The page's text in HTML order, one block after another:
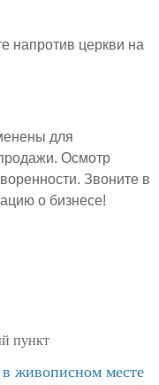
напротив церкви на
для
Осмотр
Звоните в
о бизнесе!
пункт
живописном месте